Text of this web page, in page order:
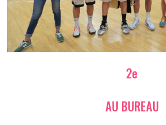
2e
AU BUREAU